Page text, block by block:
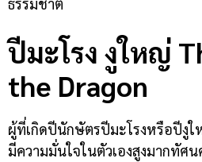
ปีมะโรง งูใหญ่
the Dragon
ผู้ที่เกิดปีนักษัตรปีมะโรงหรือปีงู
มีความมั่นใจในตัวเองสูงมากทัศ